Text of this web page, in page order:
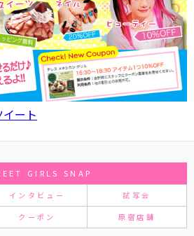
ート
GIRLS SNAP
インタビュー 試写会
クーポン 原宿店舗